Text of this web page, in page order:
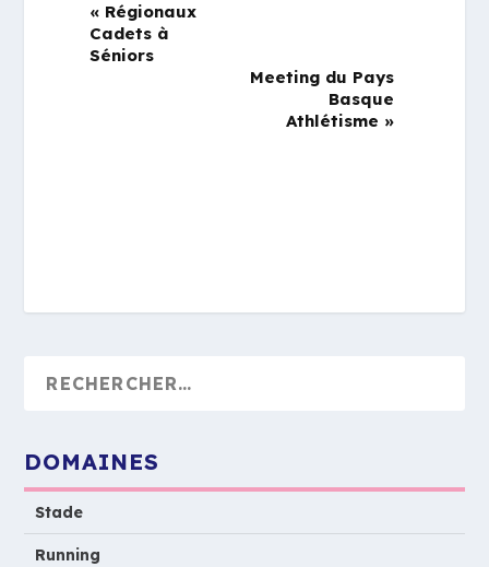
« Régionaux
Cadets à
Séniors
Meeting du Pays
Basque
Athlétisme »
DOMAINES
Stade
Running